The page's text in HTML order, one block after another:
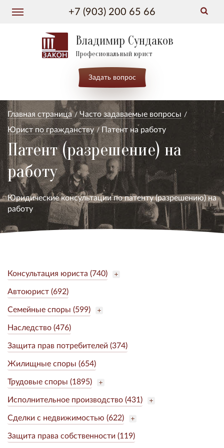
+7 (903) 200 65 66
Владимир Сундаков
Професиональный юрист
Задать вопрос
Главная страница
Часто задаваемые вопросы
Юрист по гражданству
Патент на работу
Патент (разрешение) на
работу
Юридические консультации по патенту (разрешению) на
работу
Консультация юриста (740)
Автоюрист (692)
Семейные споры (599)
Наследство (476)
Защита прав потребителей (374)
Жилищные споры (654)
Трудовые споры (1895)
Исполнительное производство (431)
Сделки с недвижимостью (622)
Защита права собственности (119)